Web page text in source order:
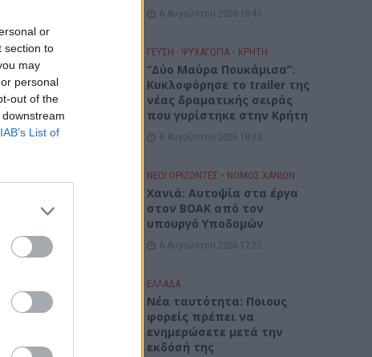
or
section to
may
personal
out of the
IAB’s List of
6 Αυγούστου 2026 18:43
ΓΕΎΣΗ - ΨΥΧΑΓΩΓΊΑ • ΚΡΗΤΗ
“Δύο Μαύρα Πουκάμισα”:
Κυκλοφόρησε το trailer της
νέας δραματικής σειράς
που γυρίστηκε στην Κρήτη
6 Αυγούστου 2026 18:35
ΝΕΟΙ ΟΡΙΖΟΝΤΕΣ • ΝΟΜΌΣ ΧΑΝΊΩΝ
Χανιά: Αυτοψία στα έργα
στον ΒΟΑΚ από τον
υπουργό Υποδομών
6 Αυγούστου 2026 17:25
ΕΛΛΑΔΑ
Νέα ταυτότητα: Ποιους
φορείς πρέπει να
ενημερώσετε μετά την
εκδόσή της